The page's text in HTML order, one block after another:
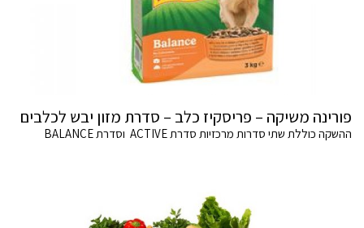
פורינה משיקה – פריסקיז כלב – סדרת מזון יבש לכלבים
ההשקה כוללת שתי סדרות מרכזיות סדרת ACTIVE וסדרת BALANCE